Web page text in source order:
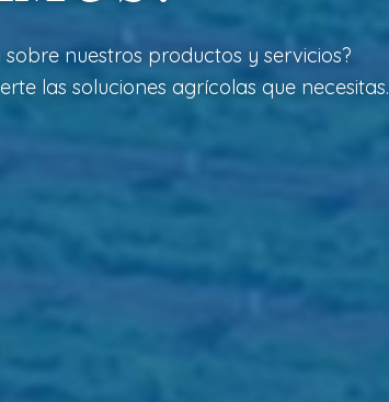
nuestros productos y servicios?
las soluciones agrícolas que necesitas.